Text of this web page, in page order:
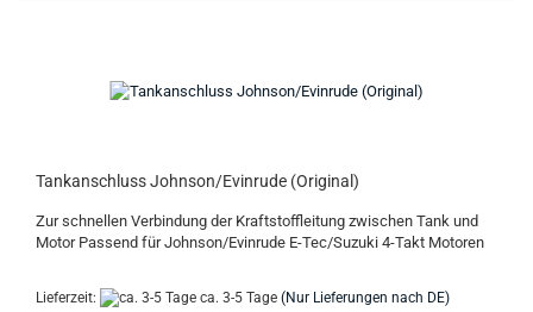
Tankanschluss Johnson/Evinrude (Original)
Zur schnellen Verbindung der Kraftstoffleitung zwischen Tank und
Motor Passend für Johnson/Evinrude E-Tec/Suzuki 4-Takt Motoren
Lieferzeit: ca. 3-5 Tage (Nur Lieferungen nach DE)